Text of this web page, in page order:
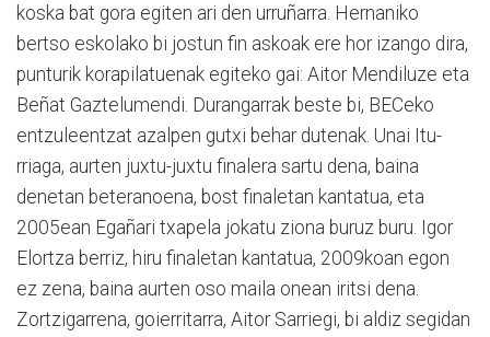
koska bat gora egiten ari den urruñarra. Hernaniko
bertso eskolako bi jostun fin askoak ere hor izango dira,
punturik korapilatuenak egiteko gai: Aitor Men­di­lu­ze eta
Beñat Gazte­lumendi. Durangarrak beste bi, BEC­eko
entzuleentzat azalpen gu­txi behar dutenak. Unai Itu­
rriaga, aurten juxtu-juxtu finalera sartu dena, baina
denetan beteranoena, bost finaletan kantatua, eta
2005ean Egañari txapela jokatu ziona buruz buru. Igor
Elortza berriz, hiru finaletan kantatua, 2009koan egon
ez zena, baina aurten oso maila onean iritsi dena.
Zortzigarrena, goierritarra, Aitor Sarriegi, bi aldiz segidan